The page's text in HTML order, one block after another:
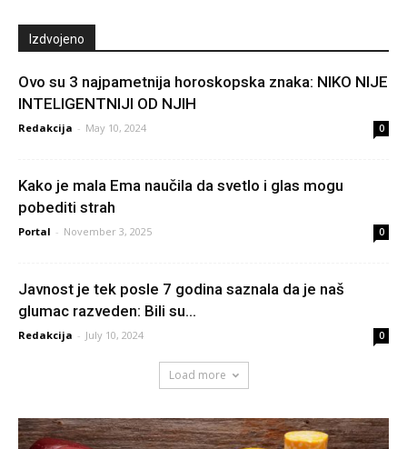
Izdvojeno
Ovo su 3 najpametnija horoskopska znaka: NIKO NIJE
INTELIGENTNIJI OD NJIH
Redakcija - May 10, 2024 0
Kako je mala Ema naučila da svetlo i glas mogu
pobediti strah
Portal - November 3, 2025 0
Javnost je tek posle 7 godina saznala da je naš
glumac razveden: Bili su...
Redakcija - July 10, 2024 0
Load more